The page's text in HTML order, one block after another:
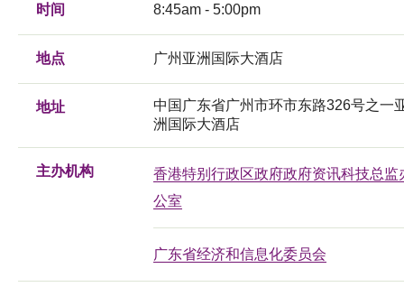
时间 8:45am - 5:00pm
地点 广州亚洲国际大酒店
地址
中国广东省广州市环市东路326号之一
洲国际大酒店
主办机构
香港特别行政区政府政府资讯科技总监
公室
广东省经济和信息化委员会